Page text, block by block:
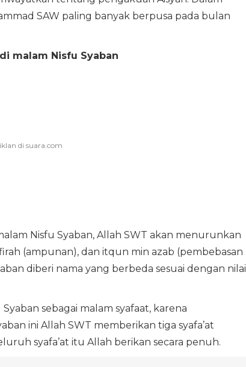
SAW paling banyak berpusa pada bulan
malam Nisfu Syaban
Nisfu Syaban, Allah SWT akan menurunkan
(ampunan), dan itqun min azab (pembebasan
diberi nama yang berbeda sesuai dengan nilai
sebagai malam syafaat, karena
ini Allah SWT memberikan tiga syafa’at
syafa’at itu Allah berikan secara penuh.